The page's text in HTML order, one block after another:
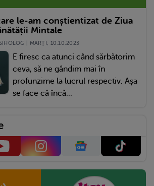
le-am conștientizat de Ziua
Mintale
| MARŢI, 10.10.2023
E firesc ca atunci când sărbătorim
ceva, să ne gândim mai în
profunzime la lucrul respectiv. Așa
se face că încă...